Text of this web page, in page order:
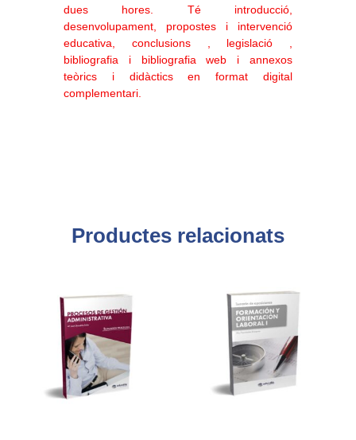
dues hores. Té introducció,
desenvolupament, propostes i intervenció
educativa, conclusions , legislació ,
bibliografia i bibliografia web i annexos
teòrics i didàctics en format digital
complementari
Productes relacionats